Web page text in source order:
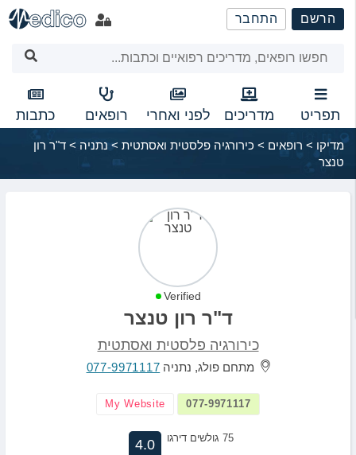
שִׂים
לֵב:
מַעֲרֶכֶת
נָגִישׁ
בִּקְלִיק
הַמְּסַיַּעַת
לִנְגִישׁוּת
הָאֲתָר.
הרשם התחבר
תפריט מדריכים לפני ואחרי רופאים כתבות
מדיקו > רופאים > כירורגיה פלסטית ואסתטית > נתניה > ד"ר רון
טנצר
Verified
ד"ר רון טנצר
כירורגיה פלסטית ואסתטית
מתחם פולג, נתניה 077-9971117
077-9971117
My Website
75 גולשים דירגו 4.0